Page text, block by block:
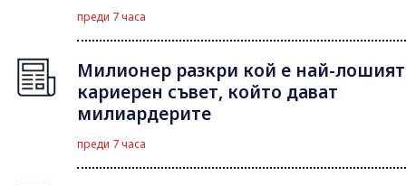
преди 7 часа
Милионер разкри кой е най-лошият
кариерен съвет, който дават
милиардерите
преди 7 часа